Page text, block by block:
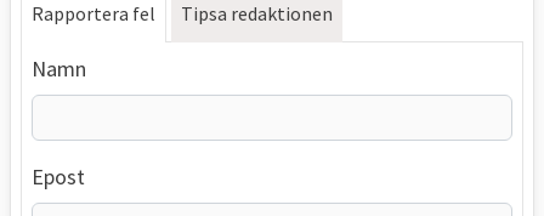
Rapportera fel Tipsa redaktionen
Namn
Epost